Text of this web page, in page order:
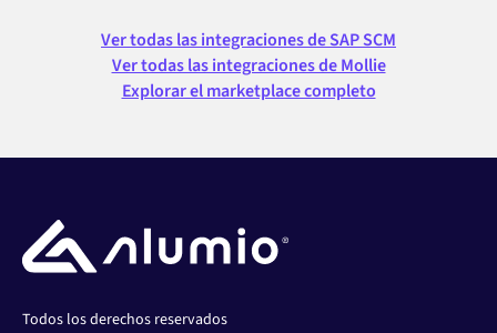
Ver todas las integraciones de SAP SCM
Ver todas las integraciones de Mollie
Explorar el marketplace completo
Todos los derechos reservados